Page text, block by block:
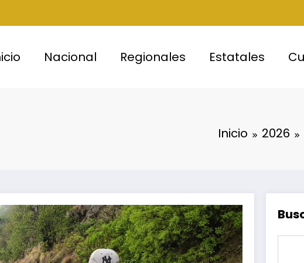
Nacional Regionales Estatales
Inicio 2026